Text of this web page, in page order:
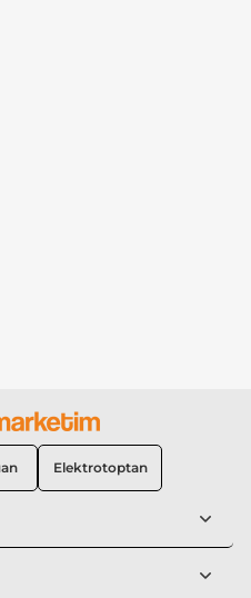
Elektrotoptan